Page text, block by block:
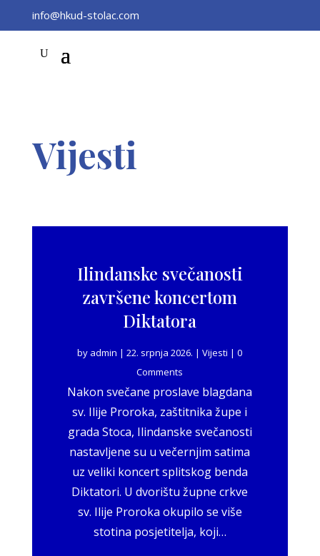
info@hkud-stolac.com
Vijesti
Ilindanske svečanosti
završene koncertom
Diktatora
by admin |22. srpnja 2026. |Vijesti | 0
Comments
Nakon svečane proslave blagdana
sv. Ilije Proroka, zaštitnika župe i
grada Stoca, Ilindanske svečanosti
nastavljene su u večernjim satima
uz veliki koncert splitskog benda
Diktatori. U dvorištu župne crkve
sv. Ilije Proroka okupilo se više
stotina posjetitelja, koji…